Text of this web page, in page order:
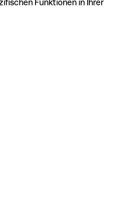
Funktionen in Ihrer